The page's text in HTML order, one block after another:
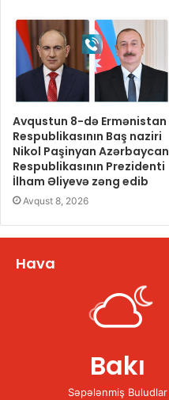
Avqustun 8-də Ermənistan
Respublikasının Baş naziri
Nikol Paşinyan Azərbaycan
Respublikasının Prezidenti
İlham Əliyevə zəng edib
Avqust 8, 2026
Hava
Bakı
Səpələnmiş Buludlar